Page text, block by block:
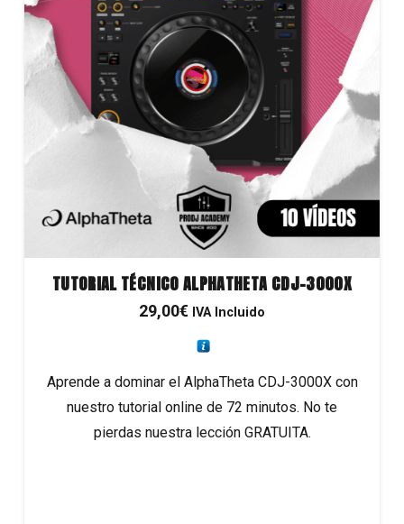
TUTORIAL TÉCNICO ALPHATHETA CDJ-3000X
29,00€ IVA Incluido
Aprende a dominar el AlphaTheta CDJ-3000X con
nuestro tutorial online de 72 minutos. No te
pierdas nuestra lección GRATUITA.